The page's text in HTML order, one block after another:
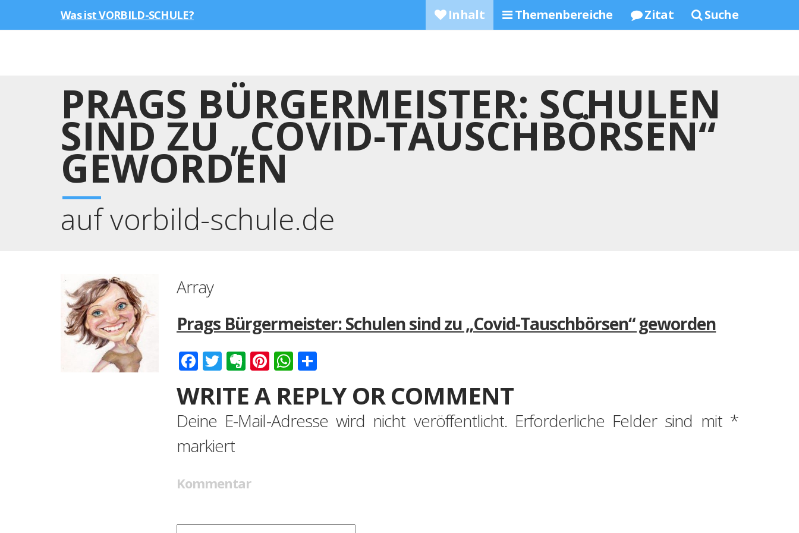
Was ist VORBILD-SCHULE? Inhalt Themenbereiche Zitat Suche
PRAGS BÜRGERMEISTER: SCHULEN
SIND ZU „COVID-TAUSCHBÖRSEN“
GEWORDEN
auf vorbild-schule.de
Array
Prags Bürgermeister: Schulen sind zu „Covid-Tauschbörsen“ geworden
Facebook
Twitter
Evernote
Pinterest
WhatsApp
WRITE A REPLY OR COMMENT
Deine E-Mail-Adresse wird nicht veröffentlicht. Erforderliche Felder sind mit *
markiert
Kommentar